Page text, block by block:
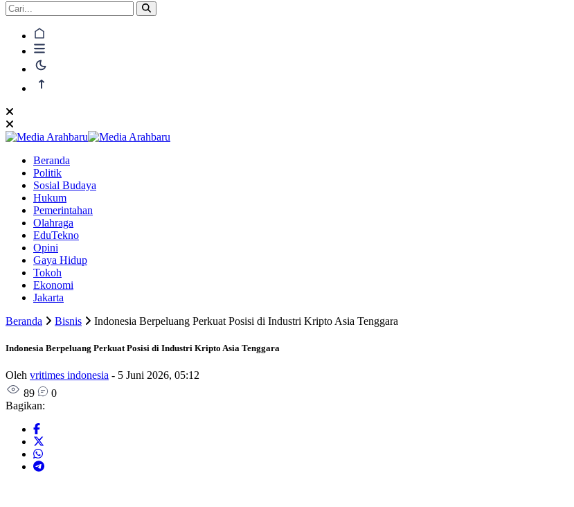
Beranda
Politik
Sosial Budaya
Hukum
Pemerintahan
Olahraga
EduTekno
Opini
Gaya Hidup
Tokoh
Ekonomi
Jakarta
Beranda
Bisnis Indonesia Berpeluang Perkuat Posisi di Industri Kripto Asia Tenggara
Indonesia Berpeluang Perkuat Posisi di Industri Kripto Asia Tenggara
Oleh vritimes indonesia - 5 Juni 2026, 05:12
89
0
Bagikan: